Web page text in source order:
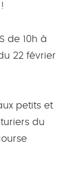
de 10h à
22 février
petits et
du